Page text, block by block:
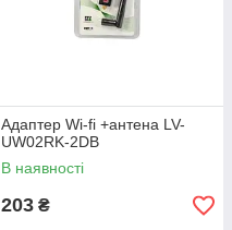
Адаптер Wi-fi +антена LV-
UW02RK-2DB
В наявності
203 ₴